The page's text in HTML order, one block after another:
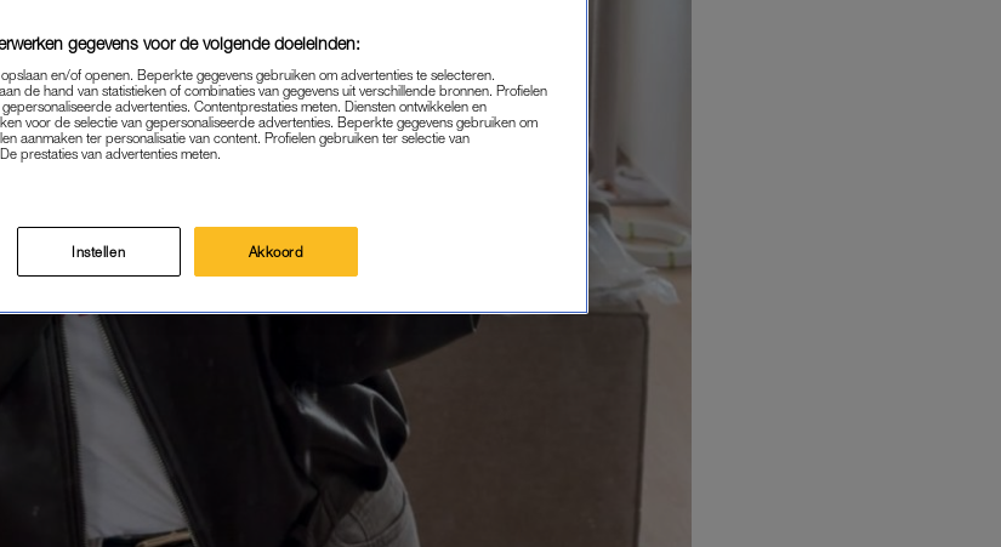
gegevens voor de volgende doeleinden:
en/of openen. Beperkte gegevens gebruiken om advertenties te selecteren.
de hand van statistieken of combinaties van gegevens uit verschillende bronnen. Profielen
advertenties. Contentprestaties meten. Diensten ontwikkelen en
voor de selectie van gepersonaliseerde advertenties. Beperkte gegevens gebruiken om
aanmaken ter personalisatie van content. Profielen gebruiken ter selectie van
prestaties van advertenties meten.
Instellen Akkoord